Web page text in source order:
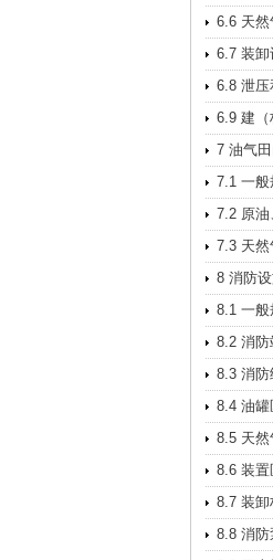
6.6 天然
6.7 装卸
6.8 泄
6.9 建（
7 油气
7.1 一般
7.2 原油
7.3 天然
8 消防
8.1 一般
8.2 消防
8.3 消防
8.4 油
8.6 装置
8.7 装卸
8.8 消防